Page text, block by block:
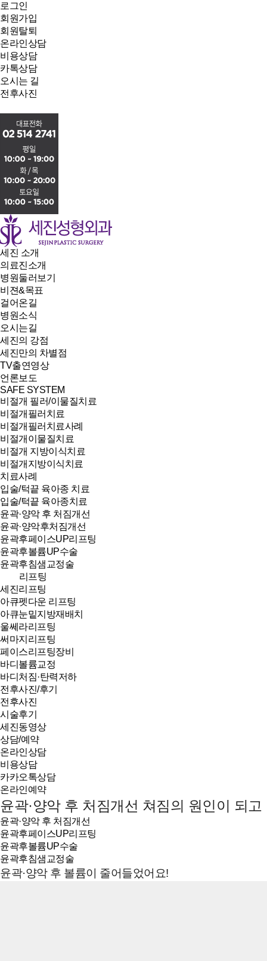
로그인
회원가입
회원탈퇴
온라인상담
비용상담
카톡상담
오시는 길
전후사진
세진 소개
의료진소개
병원둘러보기
비젼&목표
걸어온길
병원소식
오시는길
세진의 강점
세진만의 차별점
TV출연영상
언론보도
SAFE SYSTEM
비절개 필러/이물질치료
비절개필러치료
비절개필러치료사례
비절개이물질치료
비절개 지방이식치료
비절개지방이식치료
치료사례
입술/턱끝 육아종 치료
입술/턱끝 육아종치료
윤곽·양악 후 처짐개선
윤곽·양악후처짐개선
윤곽후페이스UP리프팅
윤곽후볼륨UP수술
윤곽후침샘교정술
리프팅
세진리프팅
아큐펫다운 리프팅
아큐눈밑지방재배치
울쎄라리프팅
써마지리프팅
페이스리프팅장비
바디볼륨교정
바디처짐·탄력저하
전후사진/후기
전후사진
시술후기
세진동영상
상담/예약
온라인상담
비용상담
카카오톡상담
온라인예약
윤곽·양악 후 처짐개선 쳐짐의 원인이 되
윤곽·양악 후 처짐개선
윤곽후페이스UP리프팅
윤곽후볼륨UP수술
윤곽후침샘교정술
윤곽·양악 후 볼륨이 줄어들었어요!